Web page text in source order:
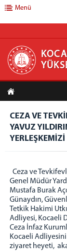
KOCAELİ 1
KAPALI
ANASAYFA
KURUMUMUZ
HAKKINDA
PSİKO SOSYAL
EĞİTİM BİRİMİ
SOSYAL
SIK SORULAN
ZİYARETLER
ZİYARET
ZİYARET
Menü
CEZA VE
YAVUZ
Ceza ve
Genel Müdür
Mustafa Burak
Günaydın,
Tetkik Hakimi
Adliyesi, Kocaeli
Ceza İnfaz
Kocaeli
ziyaret heyeti,